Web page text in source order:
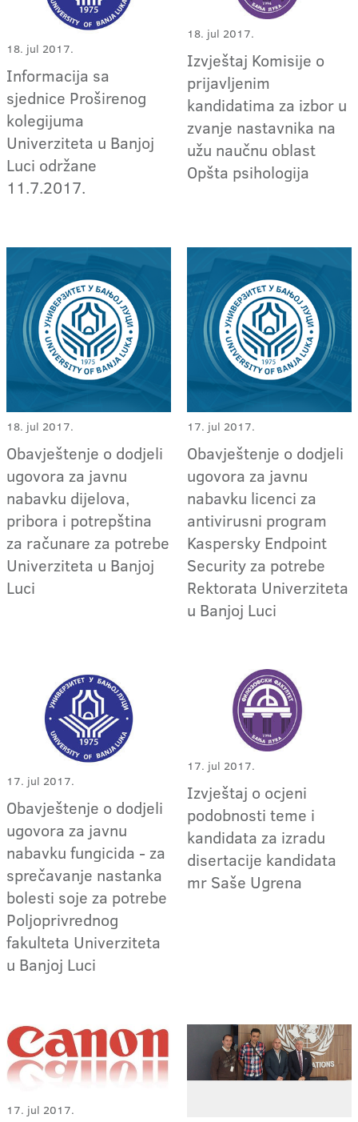
18. jul 2017.
Informacija sa
sjednice Proširenog
kolegijuma
Univerziteta u Banjoj
Luci održane
11.7.2017.
18. jul 2017.
Izvještaj Komisije o
prijavljenim
kandidatima za izbor u
zvanje nastavnika na
užu naučnu oblast
Opšta psihologija
18. jul 2017.
Obavještenje o dodjeli
ugovora za javnu
nabavku dijelova,
pribora i potrepština
za računare za potrebe
Univerziteta u Banjoj
Luci
17. jul 2017.
Obavještenje o dodjeli
ugovora za javnu
nabavku licenci za
antivirusni program
Kaspersky Endpoint
Security za potrebe
Rektorata Univerziteta
u Banjoj Luci
17. jul 2017.
Obavještenje o dodjeli
ugovora za javnu
nabavku fungicida - za
sprečavanje nastanka
bolesti soje za potrebe
Poljoprivrednog
fakulteta Univerziteta
u Banjoj Luci
17. jul 2017.
Izvještaj o ocjeni
podobnosti teme i
kandidata za izradu
disertacije kandidata
mr Saše Ugrena
17. jul 2017.